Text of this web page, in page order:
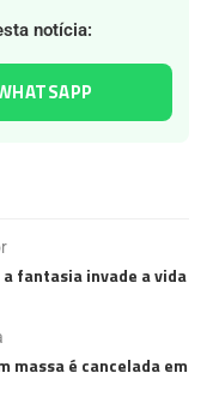
notícia:
fantasia invade a vida
massa é cancelada em